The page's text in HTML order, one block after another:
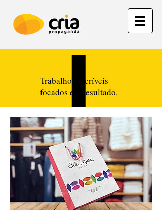
Trabalhos incríveis
focados em resultado.